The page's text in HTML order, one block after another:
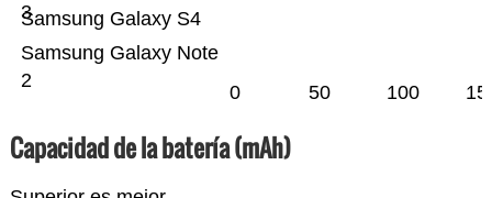
Samsung Galaxy Note
2
Samsung Galaxy S4
3
0 50 100
Capacidad de la batería (mAh)